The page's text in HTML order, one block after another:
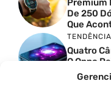
De 250
Que
Quatro
O Oppo
Absurdo